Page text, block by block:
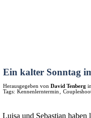
Ein kalter Sonntag
Herausgegeben von David Tenberg in
Tags: Kennenlerntermin
Luisa und Sebastian haben